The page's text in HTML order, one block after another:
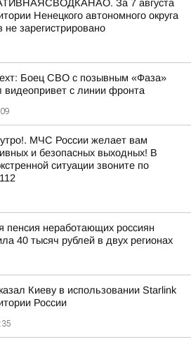
За 7 августа
Ненецкого автономного округа
не зарегистрировано
Боец СВО с позывным «Фаза»
видеопривет с линии фронта
МЧС России желает вам
и безопасных выходных! В
ситуации звоните по
пенсия неработающих россиян
40 тысяч рублей в двух регионах
Киеву в использовании Starlink
России